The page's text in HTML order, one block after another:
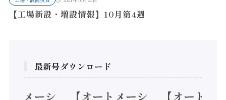
【工場新設・増設情報】10月第4週
最新号ダウンロード
トメーシ
【オートメーシ
【オートメ